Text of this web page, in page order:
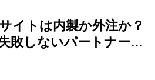
イトは内製か外注か？
敗しないパートナーの